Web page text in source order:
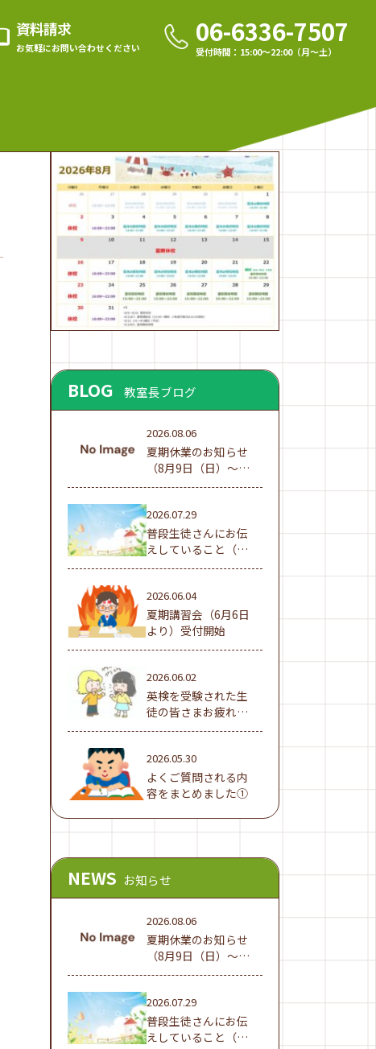
資料請求
お気軽にお問い合わせください 06-6336-7507
受付時間：15:00〜22:00（月〜土）
BLOG 教室長ブログ
2026.08.06
夏期休業のお知らせ
（8月9日（日）～16
日（日））
2026.07.29
普段生徒さんにお伝
えしていること（夏
休み編①）
2026.06.04
夏期講習会（6月6日
より）受付開始
2026.06.02
英検を受験された生
徒の皆さまお疲れ様
でした！
2026.05.30
よくご質問される内
容をまとめました①
NEWS お知らせ
2026.08.06
夏期休業のお知らせ
（8月9日（日）～16
日（日））
2026.07.29
普段生徒さんにお伝
えしていること（夏